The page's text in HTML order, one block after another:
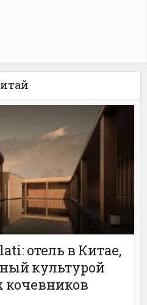
отель в Китае,
культурой
кочевников